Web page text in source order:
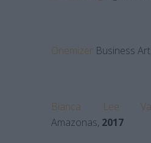
Onemizer Business Art,
Bianca Lee
Amazonas, 2017